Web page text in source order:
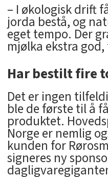
– I økologisk drift
jorda bestå, og
eget tempo. Der
mjølka ekstra
Har bestilt fire
Det er ingen
ble de første til å
produktet.
Norge er nemlig
kunden for
signeres ny